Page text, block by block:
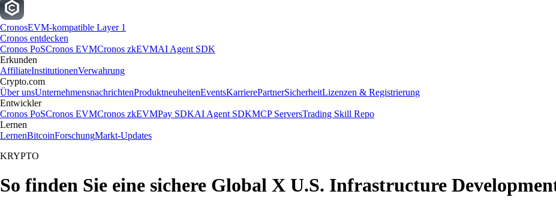
CronosEVM-kompatible Layer 1
Cronos entdecken
Cronos PoSCronos EVMCronos zkEVMAI Agent SDK
Erkunden
AffiliateInstitutionenVerwahrung
Crypto.com
Über unsUnternehmensnachrichtenProduktneuheitenEventsKarrierePartnerSicherheitLizenzen & Registrierung
Entwickler
Cronos PoSCronos EVMCronos zkEVMPay SDKAI Agent SDKMCP ServersTrading Skill Repo
Lernen
LernenBitcoinForschungMarkt-Updates
KRYPTO
So finden Sie eine sichere Global X U.S. Infrastructure